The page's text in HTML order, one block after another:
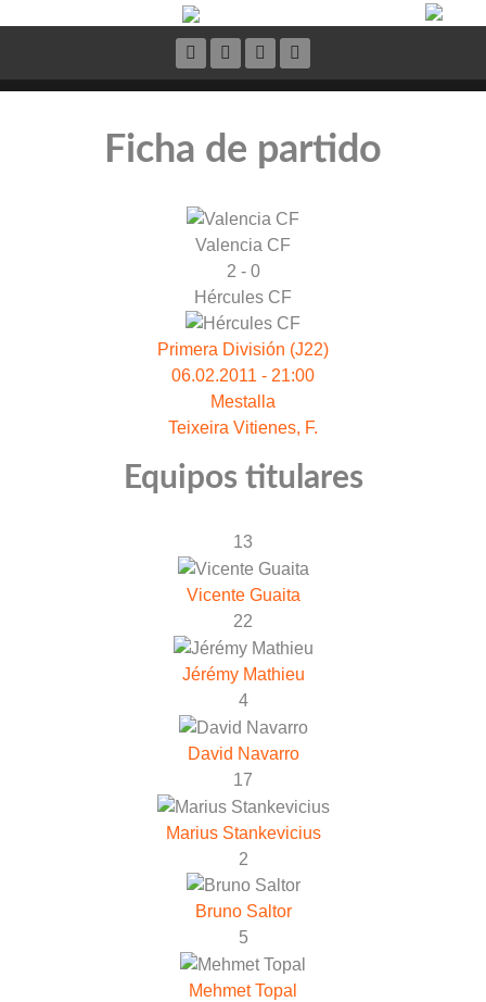
Ficha de partido
Valencia CF
2 - 0
Hércules CF
Primera División (J22)
06.02.2011 - 21:00
Mestalla
Teixeira Vitienes, F.
Equipos titulares
13
Vicente Guaita
22
Jérémy Mathieu
4
David Navarro
17
Marius Stankevicius
2
Bruno Saltor
5
Mehmet Topal